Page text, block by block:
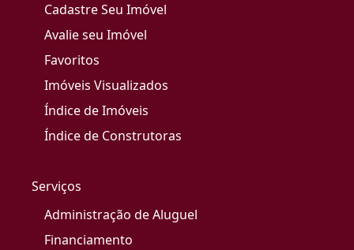
Cadastre Seu Imóvel
Avalie seu Imóvel
Favoritos
Imóveis Visualizados
Índice de Imóveis
Índice de Construtoras
Serviços
Administração de Aluguel
Financiamento